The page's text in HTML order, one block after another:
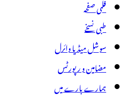
فلمی صفحہ
طبی نسخے
سوشل میڈیا وائرل
مضامین و رپورٹس
ہمارے بارے میں